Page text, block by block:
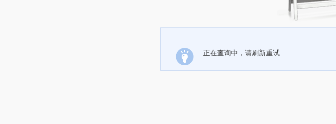
正在查询中，请刷新重试